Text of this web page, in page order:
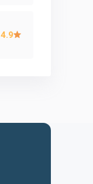
4.9